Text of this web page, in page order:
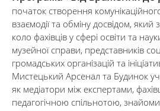
початок створення
взаємодії та обміну досвідом,
коло фахівців у сфері освіти та
музейної справи, представників
громадських організацій та
Мистецький Арсенал та Будинок
як медіатори між експертами,
педагогічною спільнотою,